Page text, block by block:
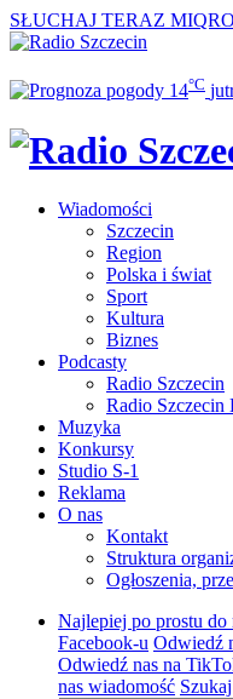
SŁUCHAJ TERAZ
14°C
Wiadomości
Szczecin
Region
Polska i świat
Sport
Kultura
Biznes
Podcasty
Radio Szczecin
Radio Szczecin
Muzyka
Konkursy
Studio S-1
Reklama
O nas
Kontakt
Struktura
Ogłoszenia,
Najlepiej po prostu do
Facebook-u Odwiedź
Odwiedź nas na
nas wiadomość Szukaj